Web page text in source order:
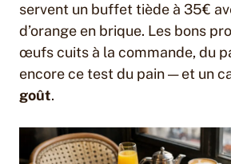
servent un buffet tiède à 35€
d’orange en brique. Les bons
œufs cuits à la commande, du
encore ce test du pain — et un
goût.